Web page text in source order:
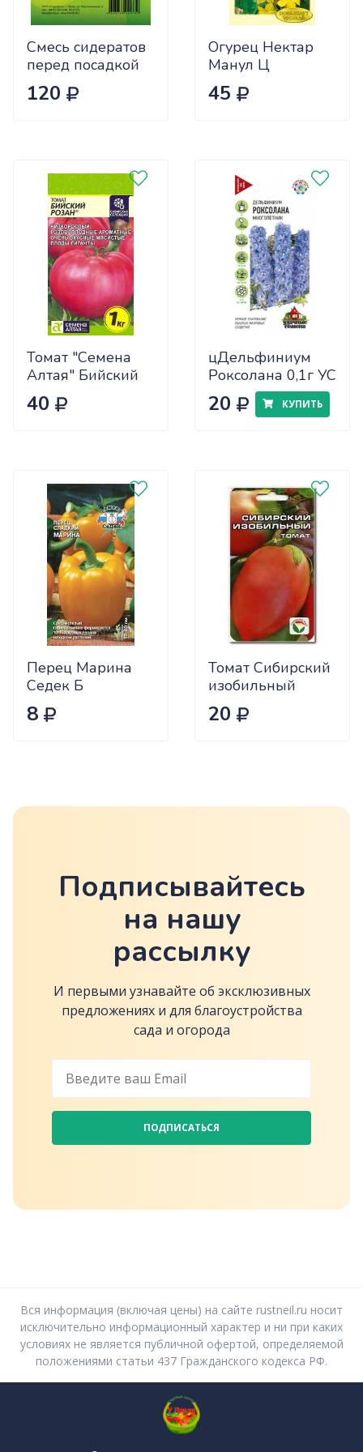
Смесь сидератов
перед посадкой
чеснока 0,5кг
САДОВИТА
120
Огурец Нектар
Манул Ц
45
Томат "Семена
Алтая" Бийский
Розан 0,05
40
цДельфиниум
Роксолана 0,1г УС
20 КУПИТЬ
Перец Марина
Седек Б
8
Томат Сибирский
изобильный
Сиб.сад Ц
20
Подписывайтесь
на нашу
рассылку
И первыми узнавайте об эксклюзивных
предложениях и для благоустройства
сада и огорода
ПОДПИСАТЬСЯ
Вся информация (включая цены) на сайте rustneil.ru носит
исключительно информационный характер и ни при каких
условиях не является публичной офертой, определяемой
положениями статьи 437 Гражданского кодекса РФ.